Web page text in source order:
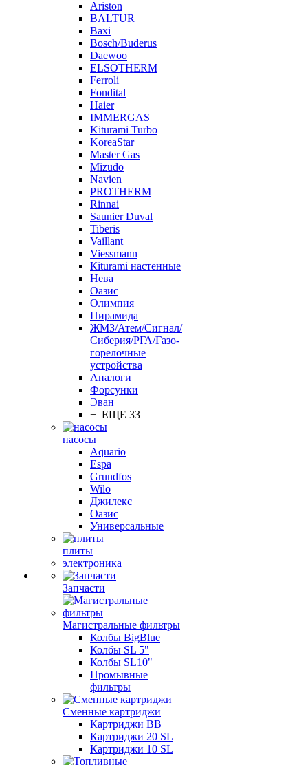
Ariston
BALTUR
Baxi
Bosch/Buderus
Daewoo
ELSOTHERM
Ferroli
Fondital
Haier
IMMERGAS
Kiturami Turbo
KoreaStar
Master Gas
Mizudo
Navien
PROTHERM
Rinnai
Saunier Duval
Tiberis
Vaillant
Viessmann
Кiturami настенные
Нева
Оазис
Олимпия
Пирамида
ЖМЗ/Атем/Сигнал/
Сиберия/РГА/Газо-
горелочные
устройства
Aналоги
Форсунки
Эван
+ ЕЩЕ 33
насосы
Aquario
Espa
Grundfos
Wilo
Джилекс
Оазис
Универсальные
плиты
электроника
Запчасти
Магистральные фильтры
Колбы BigBlue
Колбы SL 5"
Колбы SL10"
Промывные
фильтры
Сменные картриджи
Картриджи BB
Картриджи 20 SL
Картриджи 10 SL